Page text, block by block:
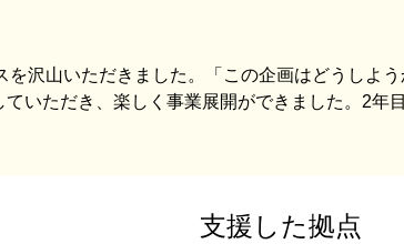
を沢山いただきました。「この企画はどうしよ
いただき、楽しく事業展開ができました。2
支援した拠点